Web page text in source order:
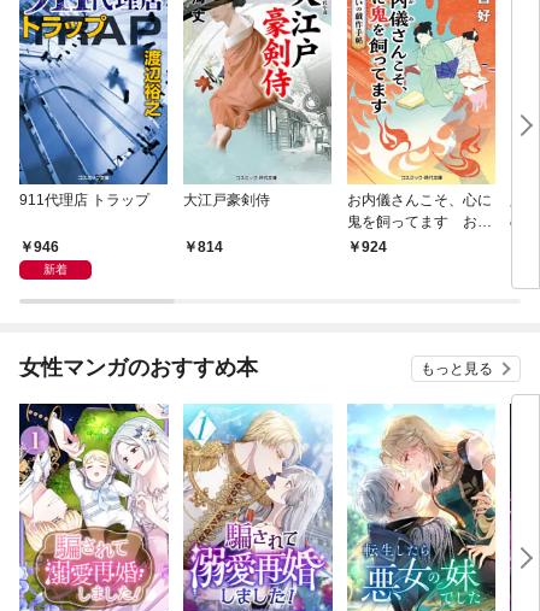
911代理店 トラップ
946
新着
大江戸豪剣侍
814
お内儀さんこそ、心に
鬼を飼ってます おけ
いの戯作手帖
924
の
女性マンガのおすすめ本 もっと見る